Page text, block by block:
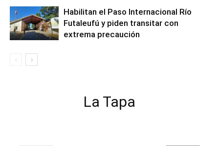
Habilitan el Paso Internacional Río
Futaleufú y piden transitar con
extrema precaución
La Tapa